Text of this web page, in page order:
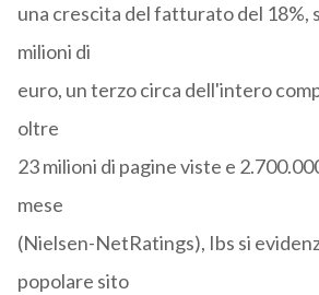
una crescita del fatturato del 18%,
milioni di
euro, un terzo circa dell'intero
oltre
23 milioni di pagine viste e
mese
(Nielsen-NetRatings), Ibs si
popolare sito